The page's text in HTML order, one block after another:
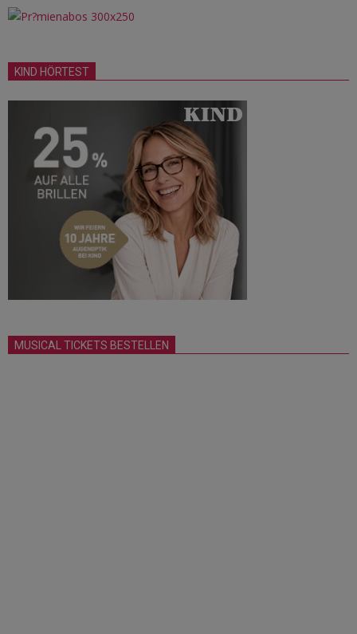
KIND HÖRTEST
MUSICAL TICKETS BESTELLEN